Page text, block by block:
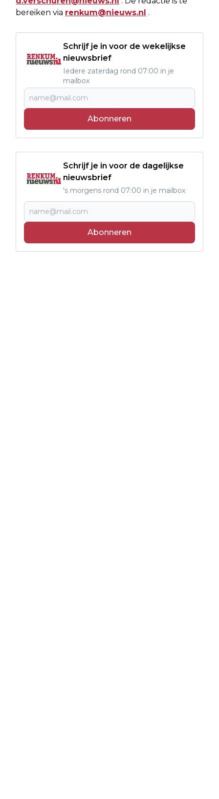
bereiken via renkum@nieuws.nl .
Schrijf je in voor de wekelijkse
nieuwsbrief
Iedere zaterdag rond 07:00 in je
mailbox
Abonneren
Schrijf je in voor de dagelijkse
nieuwsbrief
's morgens rond 07:00 in je mailbox
Abonneren